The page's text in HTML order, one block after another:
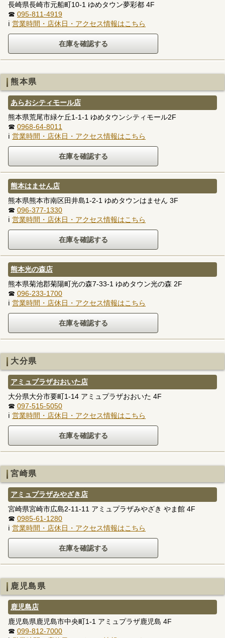
長崎県長崎市元船町10-1 ゆめタウン夢彩都 4F
☎ 095-811-4919
ℹ 営業時間・店休日・アクセス情報はこちら
熊本県
あらおシティモール店
熊本県荒尾市緑ケ丘1-1-1 ゆめタウンシティモール2F
☎ 0968-64-8011
ℹ 営業時間・店休日・アクセス情報はこちら
熊本はません店
熊本県熊本市南区田井島1-2-1 ゆめタウンはません 3F
☎ 096-377-1330
ℹ 営業時間・店休日・アクセス情報はこちら
熊本光の森店
熊本県菊池郡菊陽町光の森7-33-1 ゆめタウン光の森 2F
☎ 096-233-1700
ℹ 営業時間・店休日・アクセス情報はこちら
大分県
アミュプラザおおいた店
大分県大分市要町1-14 アミュプラザおおいた 4F
☎ 097-515-5050
ℹ 営業時間・店休日・アクセス情報はこちら
宮崎県
アミュプラザみやざき店
宮崎県宮崎市広島2-11-11 アミュプラザみやざき やま館 4F
☎ 0985-61-1280
ℹ 営業時間・店休日・アクセス情報はこちら
鹿児島県
鹿児島店
鹿児島県鹿児島市中央町1-1 アミュプラザ鹿児島 4F
☎ 099-812-7000